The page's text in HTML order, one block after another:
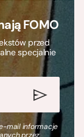
FOMO
przed
specjalnie
mail informacje